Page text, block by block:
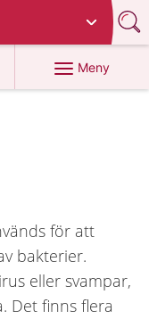
Meny
för att
bakterier.
eller svampar,
Det finns flera